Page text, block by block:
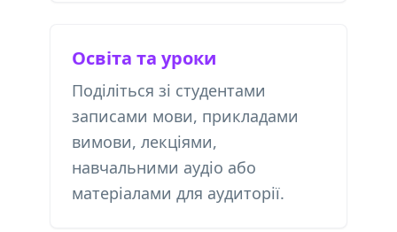
Освіта та уроки
Поділіться зі студентами
записами мови, прикладами
вимови, лекціями,
навчальними аудіо або
матеріалами для аудиторії.